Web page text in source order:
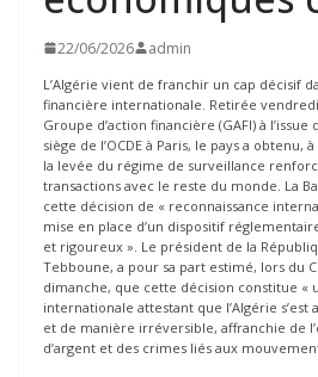
22/06/2026 admin
L’Algérie vient de franchir un cap décisif
financière internationale. Retirée
Groupe d’action financière (GAFI) à
siège de l’OCDE à Paris, le pays a obtenu,
la levée du régime de surveillance
transactions avec le reste du monde. La
cette décision de « reconnaissance
mise en place d’un dispositif
et rigoureux ». Le président de la
Tebboune, a pour sa part estimé, lors du
dimanche, que cette décision constitue «
internationale attestant que l’Algérie
et de manière irréversible, affranchie de
d’argent et des crimes liés aux